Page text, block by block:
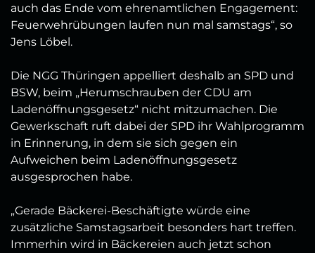
auch das Ende vom ehrenamtlichen Engagement:
Feuerwehrübungen laufen nun mal samstags“, so
Jens Löbel.
Die NGG Thüringen appelliert deshalb an SPD und
BSW, beim „Herumschrauben der CDU am
Ladenöffnungsgesetz“ nicht mitzumachen. Die
Gewerkschaft ruft dabei der SPD ihr Wahlprogramm
in Erinnerung, in dem sie sich gegen ein
Aufweichen beim Ladenöffnungsgesetz
ausgesprochen habe.
„Gerade Bäckerei-Beschäftigte würde eine
zusätzliche Samstagsarbeit besonders hart treffen.
Immerhin wird in Bäckereien auch jetzt schon